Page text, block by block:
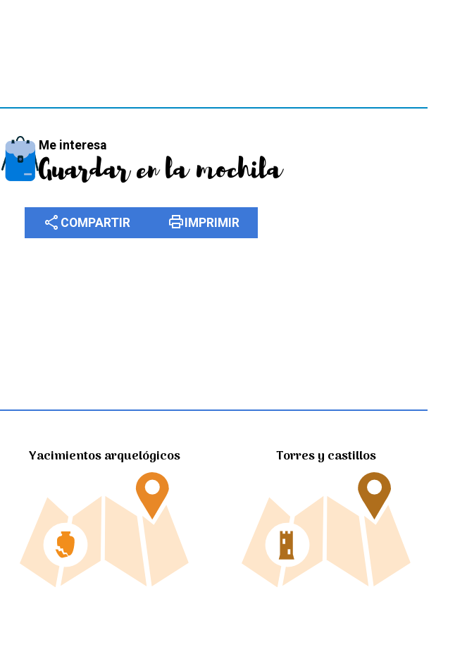
Me interesa
Guardar en la mochila
share COMPARTIR printIMPRIMIR
Yacimientos arquelógicos Torres y castillos